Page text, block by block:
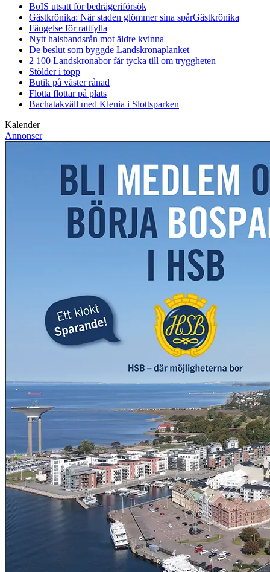
BoIS utsatt för bedrägeriförsök
Gästkrönika: När staden glömmer sina spårGästkrönika
Fängelse för rattfylla
Nytt halsbandsrån mot äldre kvinna
De beslut som byggde Landskronaplanket
2 100 Landskronabor får tycka till om tryggheten
Stölder i topp
Butik på väster rånad
Flotta flottar på plats
Bachatakväll med Klenia i Slottsparken
Kalender
Annonser